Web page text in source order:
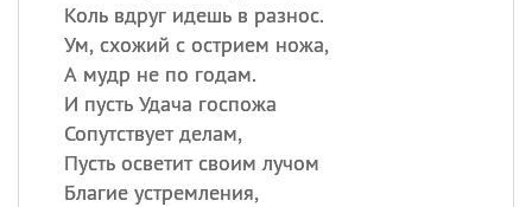
Коль вдруг идешь в разнос.
Ум, схожий с острием ножа,
А мудр не по годам.
И пусть Удача госпожа
Сопутствует делам,
Пусть осветит своим лучом
Благие устремления,